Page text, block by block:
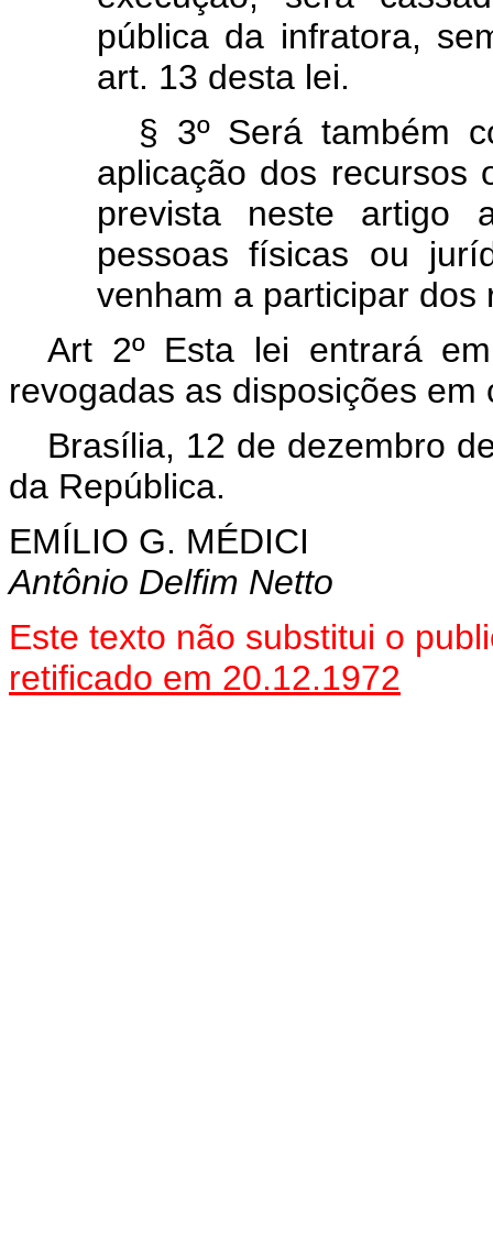
pública da infratora,
art. 13 desta lei.
§ 3º Será também
aplicação dos recursos
prevista neste artigo
pessoas físicas ou
venham a participar dos
Art 2º Esta lei entrará
revogadas as disposições em
Brasília, 12 de dezembro
da República.
EMÍLIO G. MÉDICI
Antônio Delfim Netto
Este texto não substitui o
retificado em 20.12.1972